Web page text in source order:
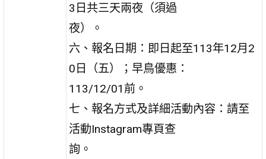
3日共三天兩夜（須過
夜）。
六、報名日期：即日起至113年12月2
0日（五）；早鳥優惠：
113/12/01前。
七、報名方式及詳細活動內容：請至
活動Instagram專頁查
詢。